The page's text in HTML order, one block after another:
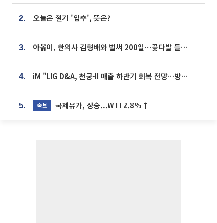
2. 오늘은 절기 '입추', 뜻은?
3. 아옳이, 한의사 김형배와 벌써 200일⋯꽃다발 들고 "프러포즈 아냐"
4. iM "LIG D&A, 천궁-II 매출 하반기 회복 전망…방산 톱픽 유지"
5. 속보 국제유가, 상승...WTI 2.8%↑